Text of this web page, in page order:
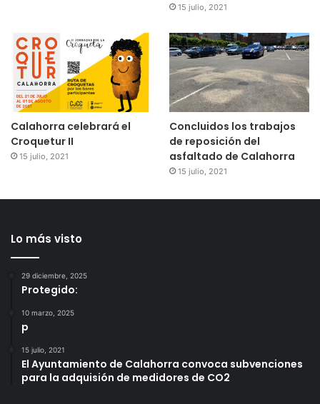
15 julio, 2021
Calahorra celebrará el
Croquetur II
15 julio, 2021
Concluidos los trabajos
de reposición del
asfaltado de Calahorra
15 julio, 2021
Lo más visto
29 diciembre, 2025
Protegido:
10 marzo, 2025
p
15 julio, 2021
El Ayuntamiento de Calahorra convoca subvenciones
para la adquisión de medidores de CO2